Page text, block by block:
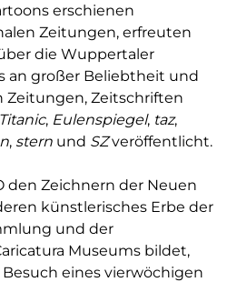
erschienen
Zeitungen, erfreuten
die Wuppertaler
an großer Beliebtheit und
Zeitschriften
Titanic, Eulenspiegel, taz,
, stern und SZveröffentlicht.
den Zeichnern der Neuen
künstlerisches Erbe der
und der
Museums bildet,
eines vierwöchigen